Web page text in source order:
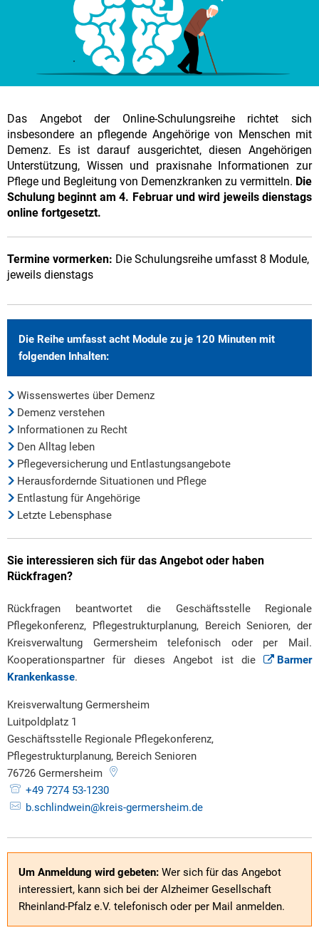
Das Angebot der Online-Schulungsreihe richtet sich
insbesondere an pflegende Angehörige von Menschen mit
Demenz. Es ist darauf ausgerichtet, diesen Angehörigen
Unterstützung, Wissen und praxisnahe Informationen zur
Pflege und Begleitung von Demenzkranken zu vermitteln. Die
Schulung beginnt am 4. Februar und wird jeweils dienstags
online fortgesetzt.
Termine vormerken: Die Schulungsreihe umfasst 8 Module,
jeweils dienstags
Die Reihe umfasst acht Module zu je 120 Minuten mit
folgenden Inhalten:
Wissenswertes über Demenz
Demenz verstehen
Informationen zu Recht
Den Alltag leben
Pflegeversicherung und Entlastungsangebote
Herausfordernde Situationen und Pflege
Entlastung für Angehörige
Letzte Lebensphase
Sie interessieren sich für das Angebot oder haben
Rückfragen?
Rückfragen beantwortet die Geschäftsstelle Regionale
Pflegekonferenz, Pflegestrukturplanung, Bereich Senioren, der
Kreisverwaltung Germersheim telefonisch oder per Mail.
Kooperationspartner für dieses Angebot ist die
Barmer
Krankenkasse.
Kreisverwaltung Germersheim
Luitpoldplatz 1
Geschäftsstelle Regionale Pflegekonferenz,
Pflegestrukturplanung, Bereich Senioren
76726 Germersheim
+49 7274 53-1230
b.schlindwein@kreis-germersheim.de
Um Anmeldung wird gebeten: Wer sich für das Angebot
interessiert, kann sich bei der Alzheimer Gesellschaft
Rheinland-Pfalz e.V. telefonisch oder per Mail anmelden.